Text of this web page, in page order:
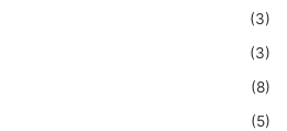
(3)
(3)
(8)
(5)